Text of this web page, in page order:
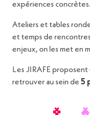
expériences concrètes.
Ateliers et tables
et temps de
enjeux, on les met en
Les JIRAFE
retrouver au sein de 5